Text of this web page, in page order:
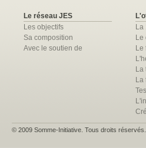
Le réseau JES
Les objectifs
Sa composition
Avec le soutien de
La
Le
Le
La
La
© 2009 Somme-Initiative. Tous droits